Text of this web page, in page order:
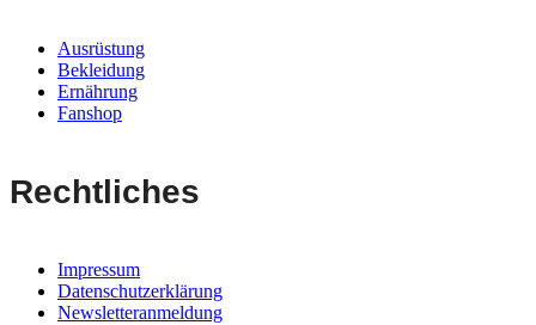
Ausrüstung
Bekleidung
Ernährung
Fanshop
Rechtliches
Impressum
Datenschutzerklärung
Newsletteranmeldung